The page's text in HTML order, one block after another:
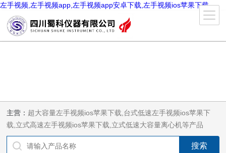
左手视频,左手视频app,左手视频app安卓下载,左手视频ios苹果下载
主营： 超大容量左手视频ios苹果下载,台式低速左手视频ios苹果下
载,立式高速左手视频ios苹果下载,立式低速大容量离心机等产品